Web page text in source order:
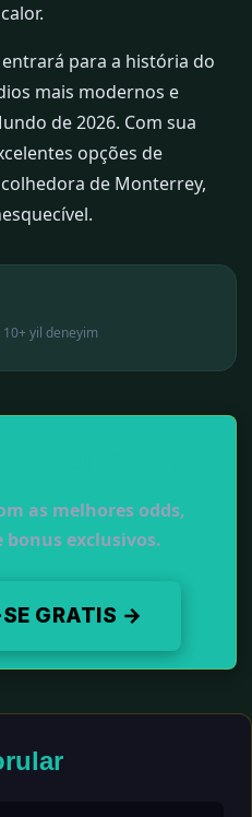
para a história do
mais modernos e
de 2026. Com sua
opções de
de Monterrey,
yil deneyim
as melhores odds,
bonus exclusivos.
GRATIS →